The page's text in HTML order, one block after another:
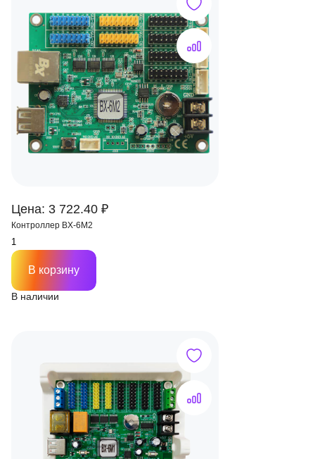
Цена: 3 722.40 ₽
Контроллер BX-6M2
В наличии
В корзину